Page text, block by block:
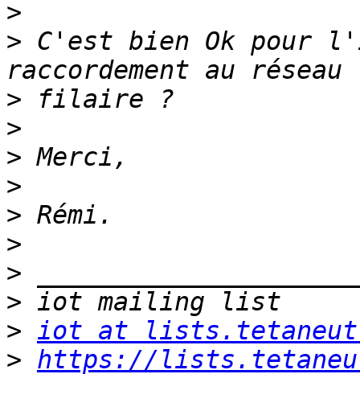
>
> C'est bien Ok pour
>
>
>
>
>
>
>
>
> iot at
> https://